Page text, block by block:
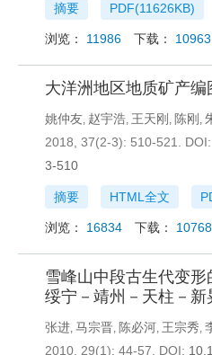
摘要 PDF(11626KB)
浏览： 11986 下载： 10963
大洋洲地区地质矿产编
姚仲友, 赵宇浩, 王天刚 , 陈刚 ,
2018, 37(2-3): 510-521.
DOI:
3-510
摘要 HTML全文
浏览： 16834 下载： 10768
雪峰山中段古生代变
绥宁－靖州－天柱－新
张进, 马宗晋, 陈必河, 王宗秀,
2010, 29(1): 44-57.
DOI: